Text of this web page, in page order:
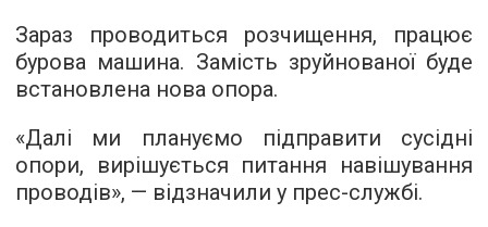
Зараз проводиться розчищення, працює
бурова машина. Замість зруйнованої буде
встановлена ​​нова опора.
«Далі ми плануємо підправити сусідні
опори, вирішується питання навішування
проводів», — відзначили у прес-службі.